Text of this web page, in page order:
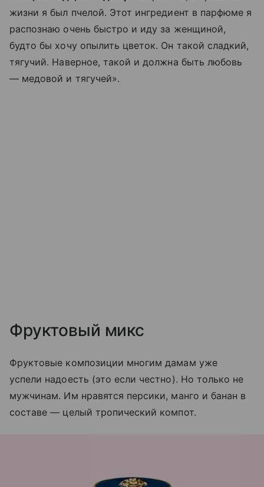
жизни я был пчелой. Этот ингредиент в парфюме я
распознаю очень быстро и иду за женщиной,
будто бы хочу опылить цветок. Он такой сладкий,
тягучий. Наверное, такой и должна быть любовь
— медовой и тягучей».
Фруктовый микс
Фруктовые композиции многим дамам уже
успели надоесть (это если честно). Но только не
мужчинам. Им нравятся персики, манго и банан в
составе — целый тропический компот.